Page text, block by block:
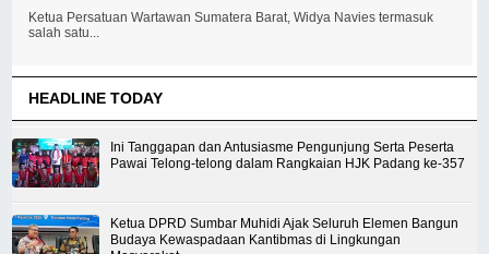
Ketua Persatuan Wartawan Sumatera Barat, Widya Navies termasuk
salah satu...
HEADLINE TODAY
Ini Tanggapan dan Antusiasme Pengunjung Serta Peserta
Pawai Telong-telong dalam Rangkaian HJK Padang ke-357
Ketua DPRD Sumbar Muhidi Ajak Seluruh Elemen Bangun
Budaya Kewaspadaan Kantibmas di Lingkungan